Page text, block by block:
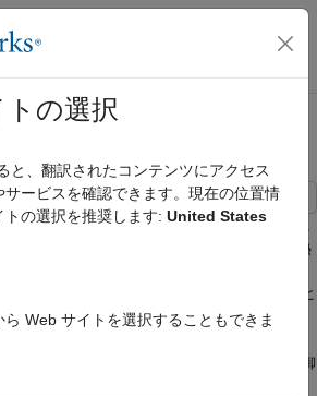
ス ナビゲーション メ
ーム
ラリ
システム
房、換気、および空調 (HVAC) システムに
れをモデル化します。車室は、外部環境と熱
ボリュームとして表されます。湿り空気
、送風機、蒸発器、ブレンド ドア、およびヒ
た後に車室に戻ります。再循環フラップ
流れをヒーター周辺に迂回させて温度を制御
の選択
と、翻訳されたコンテンツにアクセス
サービスを確認できます。現在の位置情
の選択を推奨します: United States
Web サイトを選択することもできま